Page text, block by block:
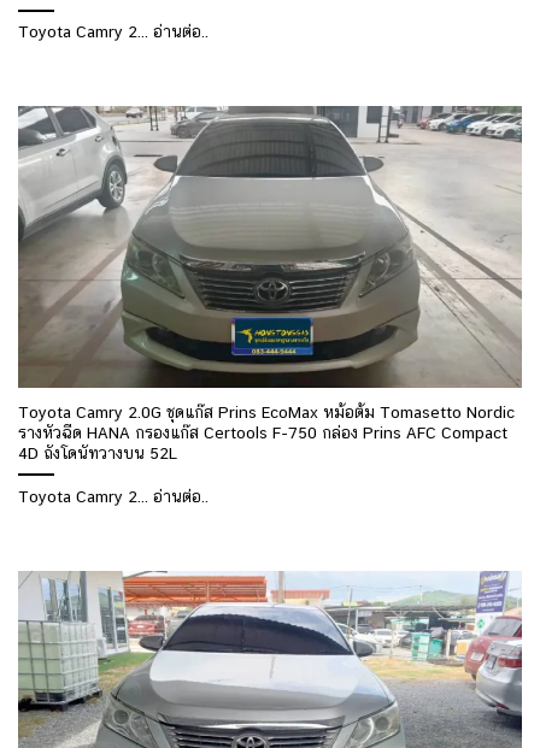
Toyota Camry 2... อ่านต่อ..
Toyota Camry 2.0G ชุดแก๊ส Prins EcoMax หม้อต้ม Tomasetto Nordic
รางหัวฉีด HANA กรองแก๊ส Certools F-750 กล่อง Prins AFC Compact
4D ถังโดนัทวางบน 52L
Toyota Camry 2... อ่านต่อ..